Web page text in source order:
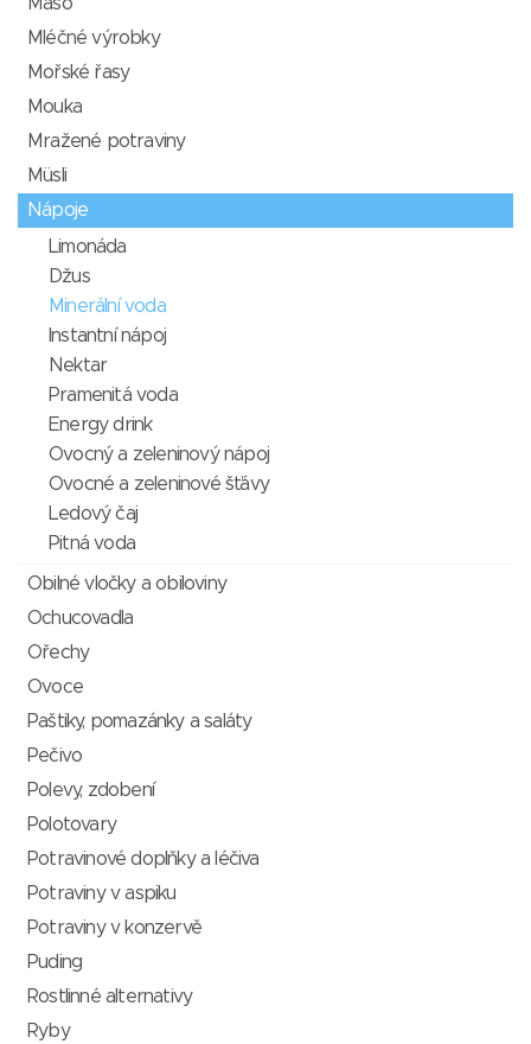
Maso
Mléčné výrobky
Mořské řasy
Mouka
Mražené potraviny
Müsli
Nápoje
Limonáda
Džus
Minerální voda
Instantní nápoj
Nektar
Pramenitá voda
Energy drink
Ovocný a zeleninový nápoj
Ovocné a zeleninové šťávy
Ledový čaj
Pitná voda
Obilné vločky a obiloviny
Ochucovadla
Ořechy
Ovoce
Paštiky, pomazánky a saláty
Pečivo
Polevy, zdobení
Polotovary
Potravinové doplňky a léčiva
Potraviny v aspiku
Potraviny v konzervě
Puding
Rostlinné alternativy
Ryby